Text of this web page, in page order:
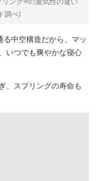
調べ)
る中空構造だから、マッ
いつでも爽やかな寝心
、スプリングの寿命も